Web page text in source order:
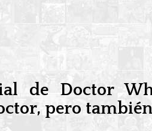
de Doctor
pero